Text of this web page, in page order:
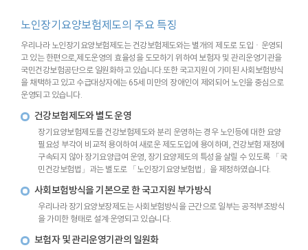
노인장기요양보험제도의 주요 특징
우리나라 노인장기요양보험제도는 건강보험제도와는 별개의 제도로 도입ㆍ운영되
고 있는 한편으로,제도운영의 효율성을 도모하기 위하여 보험자 및 관리운영기관을
국민건강보험공단으로 일원화하고 있습니다.또한 국고지원이 가미된 사회보험방식
을 채택하고 있고 수급대상자에는 65세 미만의 장애인이 제외되어 노인을 중심으로
운영되고 있습니다.
건강보험제도와 별도 운영
장기요양보험제도를 건강보험제도와 분리 운영하는 경우 노인등에 대한 요양
필요성 부각이 비교적 용이하여 새로운 제도도입에 용이하며, 건강보험 재정에
구속되지 않아 장기요양급여 운영, 장기요양제도의 특성을 살릴 수 있도록 「국
민건강보험법」과는 별도로 「노인장기요양보험법」을 제정하였습니다.
사회보험방식을 기본으로 한 국고지원 부가방식
우리나라 장기요양보장제도는 사회보험방식을 근간으로 일부는 공적부조방식
을 가미한 형태로 설계·운영되고 있습니다.
보험자 및 관리운영기관의 일원화